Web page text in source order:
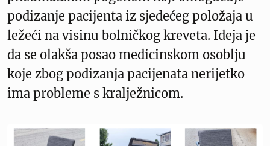
podizanje pacijenta iz sjedećeg položaja u
ležeći na visinu bolničkog kreveta. Ideja je
da se olakša posao medicinskom osoblju
koje zbog podizanja pacijenata nerijetko
ima probleme s kralježnicom.